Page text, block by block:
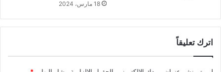
18 مارس، 2024
اترك تعليقاً